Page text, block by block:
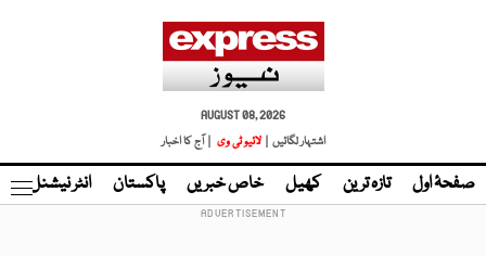
AUGUST 08, 2026
اشتہار لگائیں |
لائیو ٹی وی | آج کا اخبار
صفحۂ اول تازہ ترین کھیل خاص خبریں پاکستان انٹر نیشنل